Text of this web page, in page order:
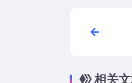
相关